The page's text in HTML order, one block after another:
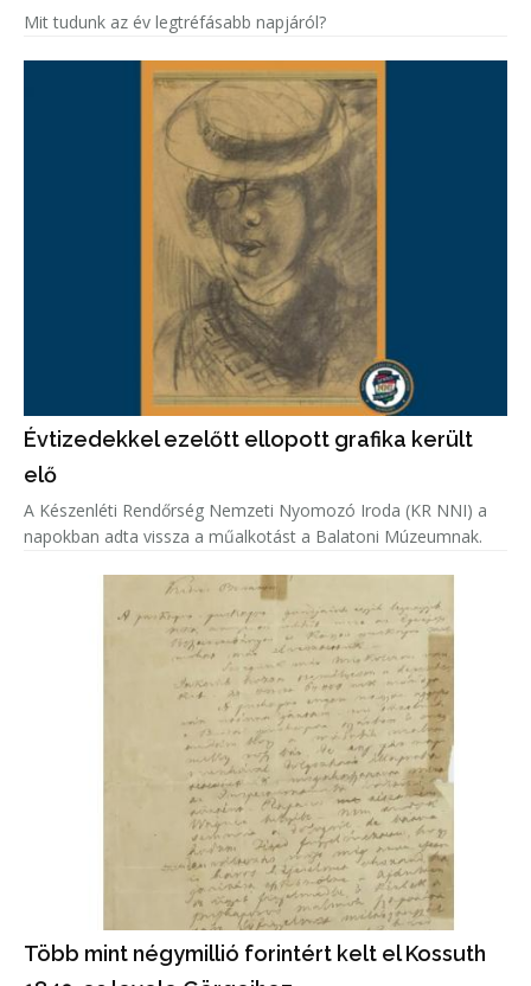
Mit tudunk az év legtréfásabb napjáról?
Évtizedekkel ezelőtt ellopott grafika került
elő
A Készenléti Rendőrség Nemzeti Nyomozó Iroda (KR NNI) a
napokban adta vissza a műalkotást a Balatoni Múzeumnak.
Több mint négymillió forintért kelt el Kossuth